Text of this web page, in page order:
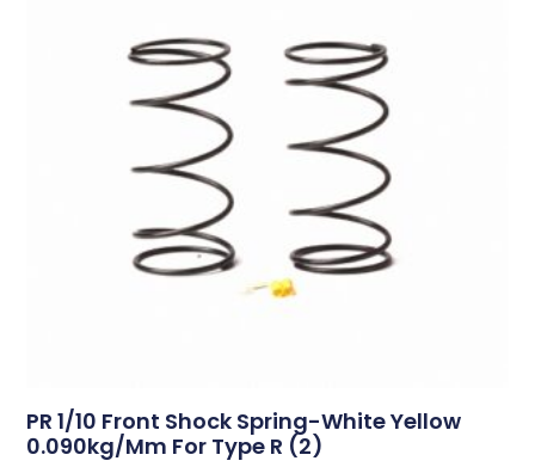
PR 1/10 Front Shock Spring-White Yellow
0.090kg/mm For Type R (2)